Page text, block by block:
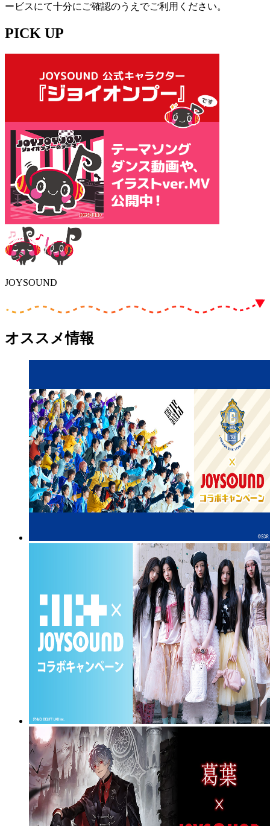
ービスにて十分にご確認のうえでご利用ください。
PICK UP
JOYSOUND
オススメ情報